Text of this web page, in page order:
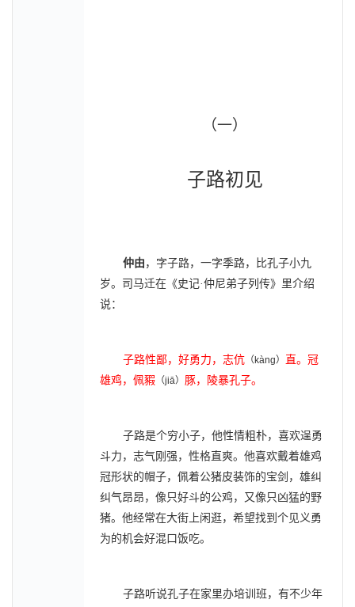
（一）
子路初见
仲由 ，字子路，一字季路，比孔子小九
岁。司马迁在《史记·仲尼弟子列传》里介绍
说：
子路性鄙，好勇力，志伉 （kàng）
直。冠
雄鸡，佩豭 （jiā） 豚，陵暴孔子。
子路是个穷小子，他性情粗朴，喜欢逞勇
斗力，志气刚强，性格直爽。他喜欢戴着雄鸡
冠形状的帽子，佩着公猪皮装饰的宝剑，雄纠
纠气昂昂，像只好斗的公鸡，又像只凶猛的野
猪。他经常在大街上闲逛，希望找到个见义勇
为的机会好混口饭吃。
子路听说孔子在家里办培训班，有不少年